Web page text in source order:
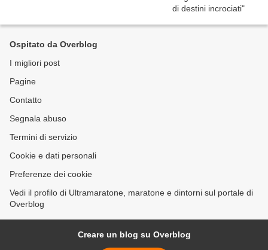
Ospitato da Overblog
I migliori post
Pagine
Contatto
Segnala abuso
Termini di servizio
Cookie e dati personali
Preferenze dei cookie
Vedi il profilo di Ultramaratone, maratone e dintorni sul portale di
Overblog
Creare un blog su Overblog